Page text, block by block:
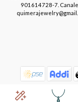
901614728-7.